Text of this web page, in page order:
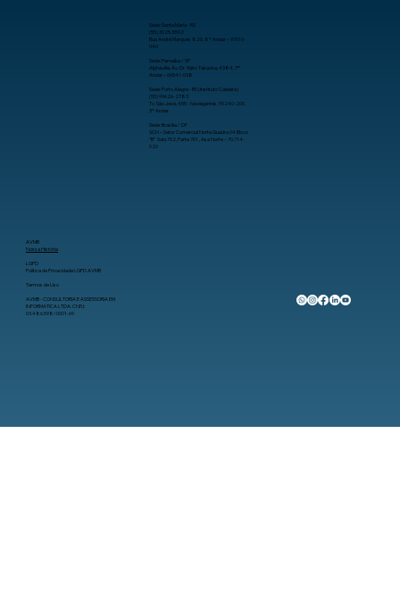
Sede: Santa Maria - RS
(55) 3025-5592
Rua André Marques 820, 8º Andar – 97010-
040
Sede: Parnaíba / SP
Alphaville, Av. Dr. Yojiro Takaoka, 4384, 7º
Andar – 06541-038
Sede: Porto Alegre - RS (Instituto Caldeira)
(55) 99626-2783
Tv. São José, 455 - Navegantes, 90240-200,
3º Andar
Sede: Brasília / DF
SCN – Setor Comercial Norte Quadra 04 Bloco
“B” Sala 702, Parte 761 , Asa Norte – 70.714-
020
AVMB
Nossa História
LGPD
Política de Privacidade LGPD AVMB
Termos de Uso
AVMB - CONSULTORIA E ASSESSORIA EM
INFORMATICA LTDA. CNPJ:
03.486.598/0001-69